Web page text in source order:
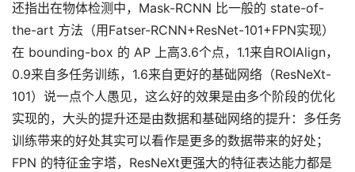
还指出在物体检测中，Mask-RCNN 比一般的 state-of-
the-art 方法（用Fatser-RCNN+ResNet-101+FPN实现）
在 bounding-box 的 AP 上高3.6个点，1.1来自ROIAlign，
0.9来自多任务训练，1.6来自更好的基础网络（ResNeXt-
101）说一点个人愚见，这么好的效果是由多个阶段的优化
实现的，大头的提升还是由数据和基础网络的提升：多任务
训练带来的好处其实可以看作是更多的数据带来的好处；
FPN 的特征金字塔，ResNeXt更强大的特征表达能力都是